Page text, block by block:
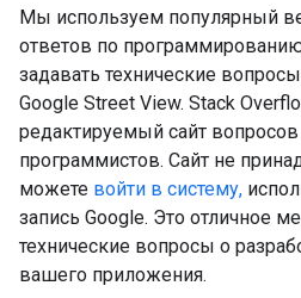
Мы используем популярный
ответов по
задавать технические
Google Street View. Stack
редактируемый сайт
программистов. Сайт не
можете войти в систему,
запись Google. Это отличное
технические вопросы о
вашего приложения.